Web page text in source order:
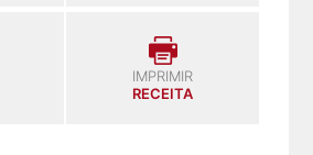
IMPRIMIR
RECEITA